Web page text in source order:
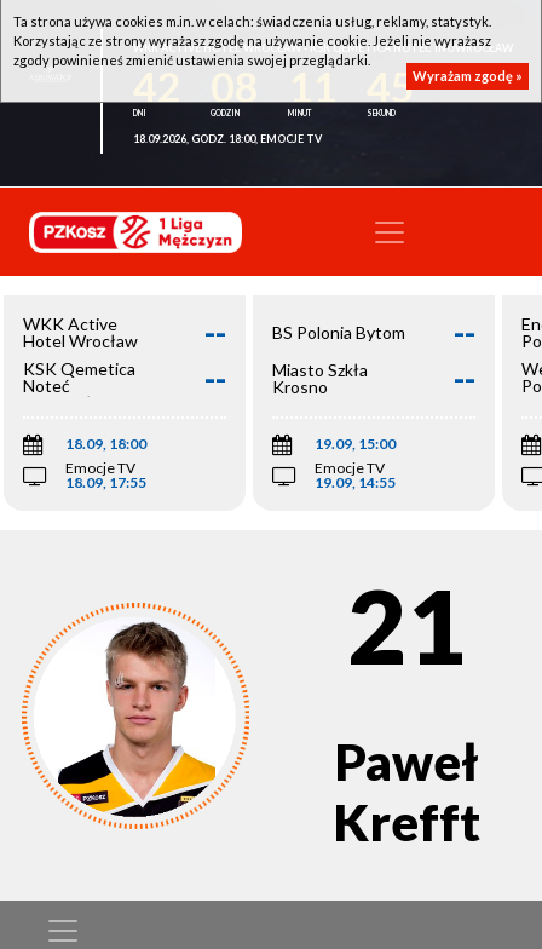
WKK ACTIVE HOTEL WROCŁAW - KSK QEMETICA NOTEĆ INOWROCŁAW
45
18.09.2026, GODZ. 18:00, EMOCJE TV
WKK Active
Hotel Wrocław
--
KSK Qemetica
Noteć
Inowrocław
--
18.09, 18:00
Emocje TV
18.09, 17:55
BS Polonia Bytom --
Miasto Szkła
Krosno
--
19.09, 15:00
Emocje TV
19.09, 14:55
21
Paweł
Krefft
Ta strona używa cookies m.in. w celach: świadczenia usług, reklamy, statystyk.
Korzystając ze strony wyrażasz zgodę na używanie cookie. Jeżeli nie wyrażasz
zgody powinieneś zmienić ustawienia swojej przeglądarki.
Wyrażam zgodę »